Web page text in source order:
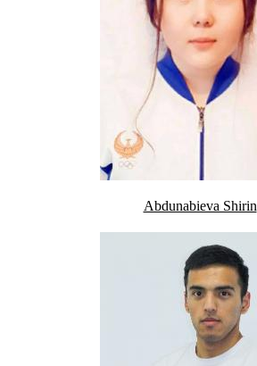
Abdunabieva Shirin